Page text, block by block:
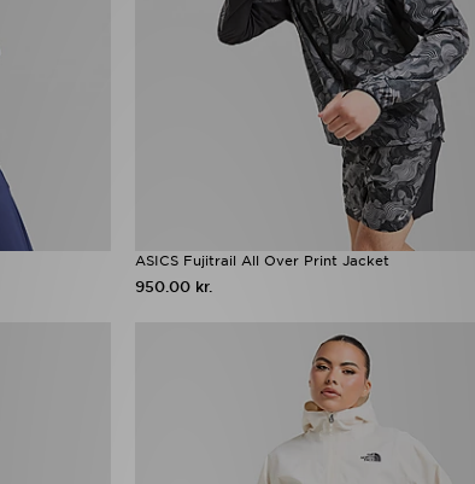
ASICS Fujitrail All Over Print Jacket
950.00 kr.